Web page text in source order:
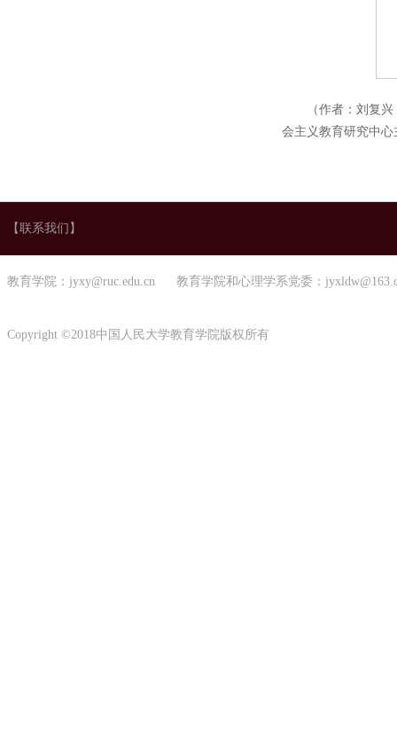
（作者：刘复
会主义教育研究中
【联系我们】
教育学院：jyxy@ruc.edu.cn 教育学院和心理学系党委：
Copyright ©2018中国人民大学教育学院版权所有